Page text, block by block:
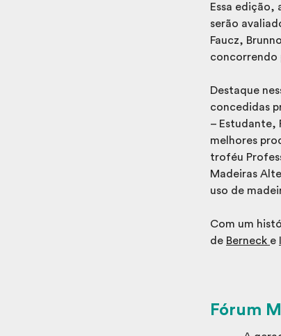
Essa
serão
Faucz,
concorrendo
Destaque
concedidas
– Estudante,
melhores
troféu
Madeiras
uso de
Com um
de Berneck e
Fórum